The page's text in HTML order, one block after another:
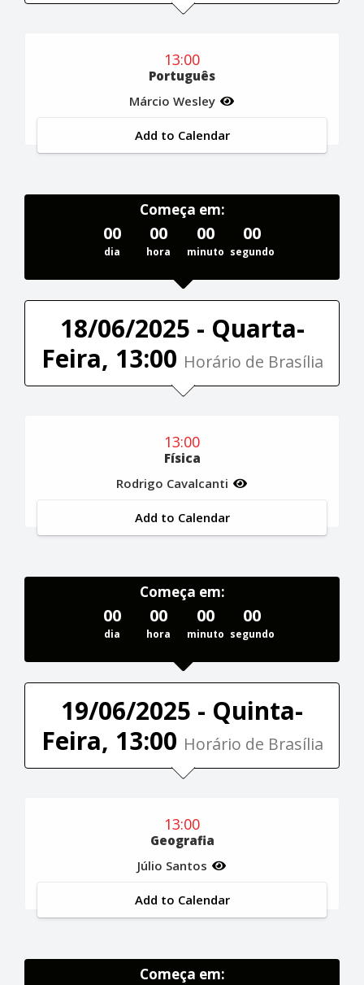
13:00
Português
Márcio Wesley
Add to Calendar
Começa em:
00
dia
00
hora
00
minuto
00
segundo
18/06/2025 - Quarta-
Feira, 13:00 Horário de Brasília
13:00
Física
Rodrigo Cavalcanti
Add to Calendar
Começa em:
00
dia
00
hora
00
minuto
00
segundo
19/06/2025 - Quinta-
Feira, 13:00 Horário de Brasília
13:00
Geografia
Júlio Santos
Add to Calendar
Começa em: